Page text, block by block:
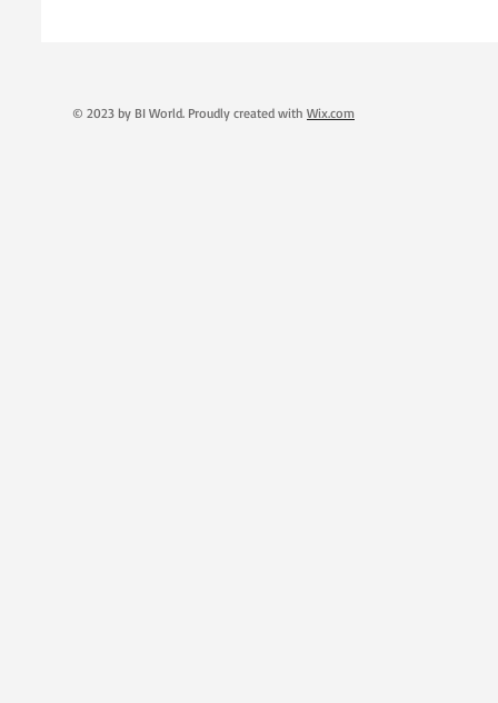
© 2023 by BI World. Proudly created with Wix.com